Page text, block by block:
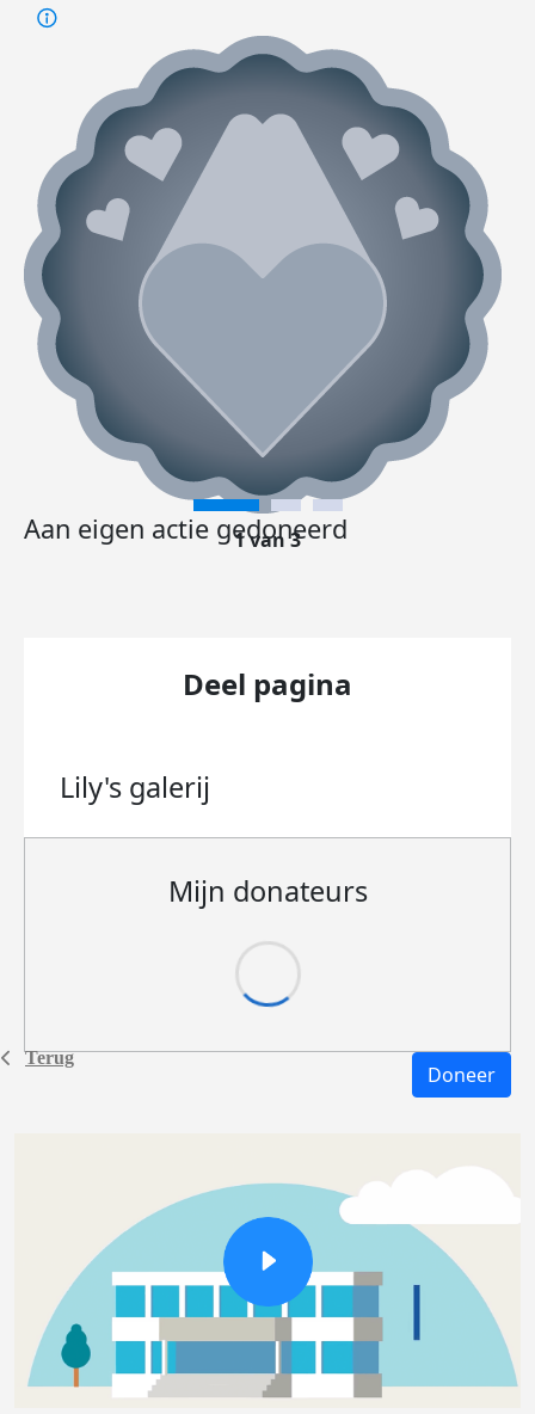
Terug
Aan eigen actie gedoneerd
1 van 3
Deel pagina
Lily's galerij
Mijn donateurs
Doneer